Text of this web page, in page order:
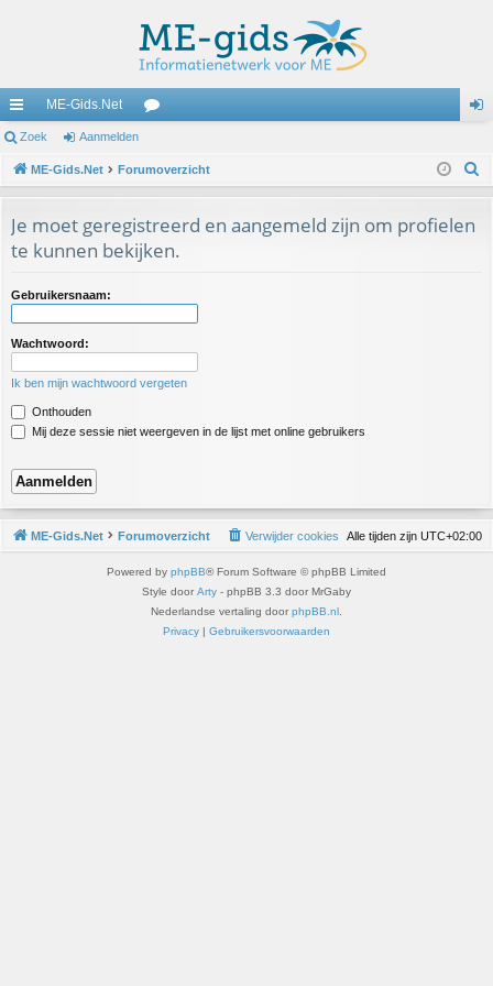
ne
lle
ks
ME-Gids.Net
u
s
m
de
Zoek Aanmelden
ME-Gids.Net Forumoverzicht
Je moet geregistreerd en aangemeld zijn om profielen
te kunnen bekijken.
Gebruikersnaam:
Wachtwoord:
Ik ben mijn wachtwoord vergeten
Onthouden
Mij deze sessie niet weergeven in de lijst met online gebruikers
ME-Gids.Net Forumoverzicht Alle tijden zijn UTC+02:00
Verwijder cookies
Powered by phpBB® Forum Software © phpBB Limited
Style door Arty - phpBB 3.3 door MrGaby
Nederlandse vertaling door phpBB.nl
Privacy | Gebruikersvoorwaarden